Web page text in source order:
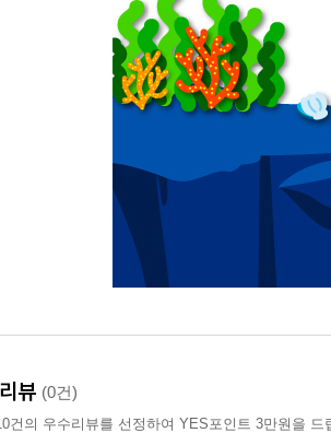
뷰 (0건)
건의 우수리뷰를 선정하여 YES포인트 3만원을 드